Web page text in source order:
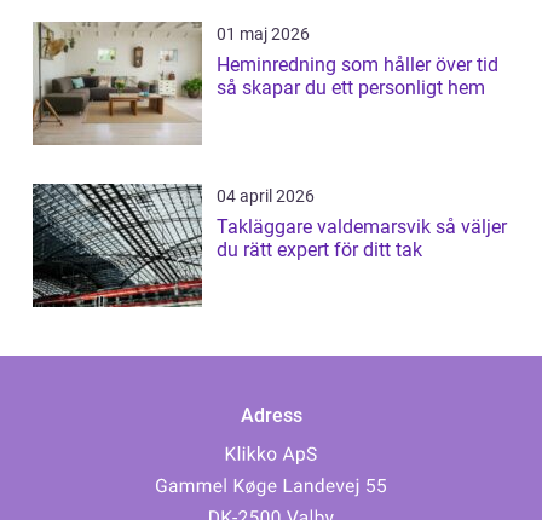
01 maj 2026
Heminredning som håller över tid
så skapar du ett personligt hem
04 april 2026
Takläggare valdemarsvik så väljer
du rätt expert för ditt tak
Adress